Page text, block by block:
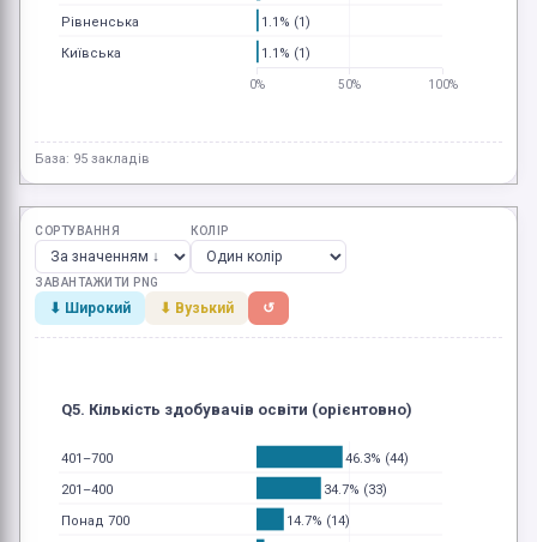
1.1% (1)
1.1% (1)
0% 50% 100%
Рівненська
Київська
База: 95 закладів
СОРТУВАННЯ КОЛІР
ЗАВАНТАЖИТИ PNG
⬇ Широкий ⬇ Вузький ↺
46.3% (44)
34.7% (33)
14.7% (14)
401–700
201–400
Понад 700
Q5. Кількість здобувачів освіти (орієнтовно)